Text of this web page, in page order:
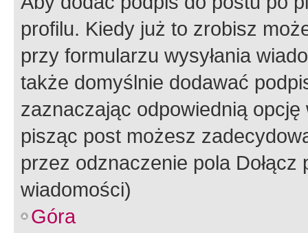
profilu. Kiedy już to zrobisz
przy formularzu wysyłania
także domyślnie dodawać
zaznaczając odpowiednią
pisząc post możesz
przez odznaczenie pola
wiadomości)
Góra